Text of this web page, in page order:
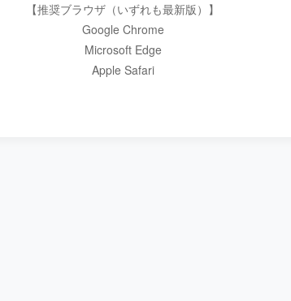
【推奨ブラウザ（いずれも最新版）】
Google Chrome
Microsoft Edge
Apple Safari